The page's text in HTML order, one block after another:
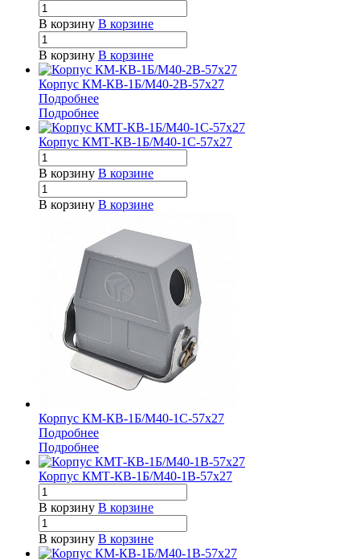
В корзину В корзине
В корзину В корзине
Корпус КМ-КВ-1Б/М40-2В-57х27
Подробнее
Подробнее
Корпус КМТ-КВ-1Б/М40-1С-57х27
В корзину В корзине
В корзину В корзине
Корпус КМ-КВ-1Б/М40-1С-57х27
Подробнее
Подробнее
Корпус КМТ-КВ-1Б/М40-1В-57х27
В корзину В корзине
В корзину В корзине